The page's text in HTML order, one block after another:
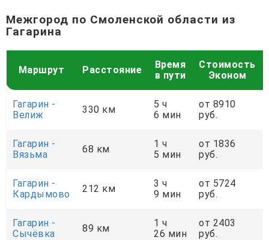
Межгород по Смоленской области из
Гагарина
Маршрут Расстояние
Время
в пути
Стоимость
Эконом
Гагарин -
Велиж
330 км
5 ч
6 мин
от 8910
руб.
Гагарин -
Вязьма
68 км
1 ч
5 мин
от 1836
руб.
Гагарин -
Кардымово
212 км
3 ч
9 мин
от 5724
руб.
Гагарин -
Сычёвка
89 км
1 ч
26 мин
от 2403
руб.